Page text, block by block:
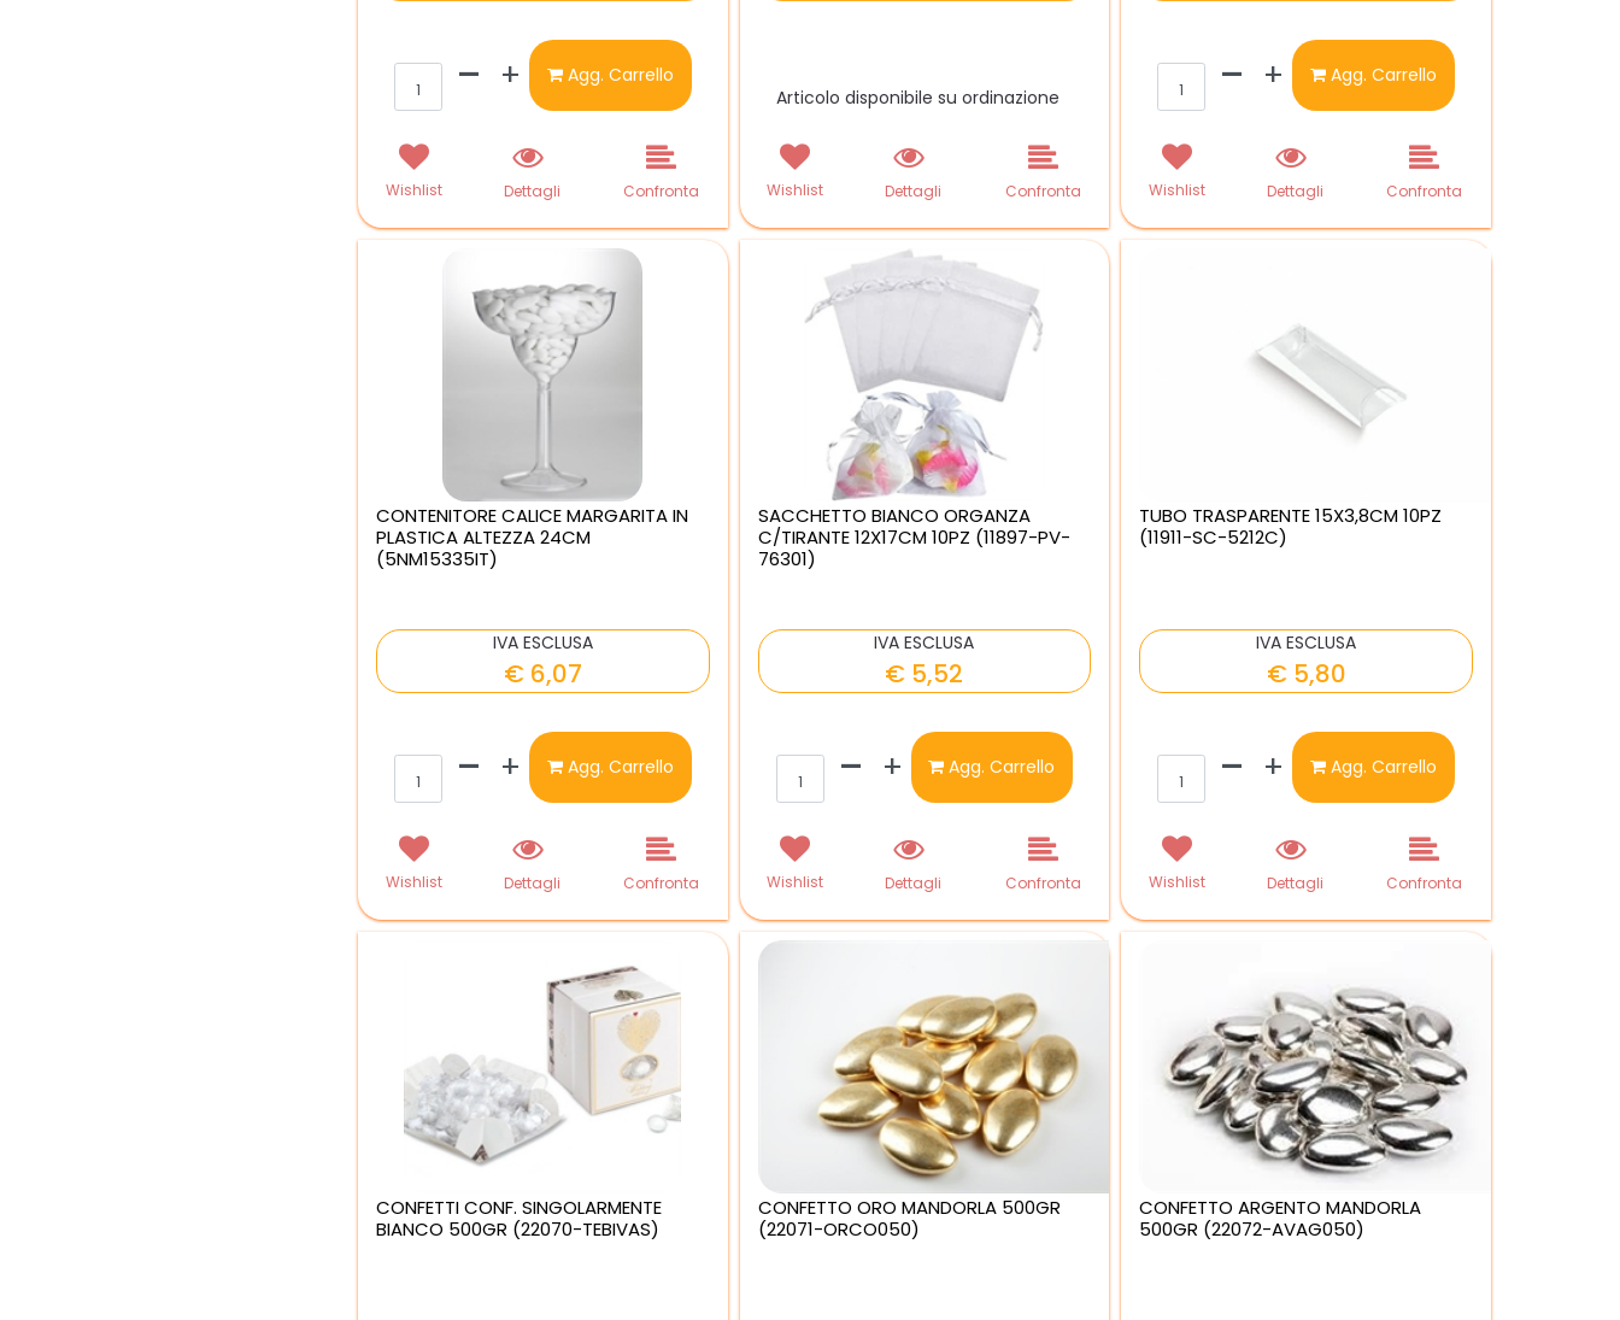
Quantità
Agg. Carrello
Wishlist Dettagli Confronta
Articolo disponibile su ordinazione
Wishlist Dettagli Confronta
Quantità
Agg. Carrello
Wishlist Dettagli Confronta
CONTENITORE CALICE MARGARITA IN
PLASTICA ALTEZZA 24CM
(5NM15335IT)
IVA ESCLUSA
€ 6,07
Quantità
Agg. Carrello
Wishlist Dettagli Confronta
SACCHETTO BIANCO ORGANZA
C/TIRANTE 12X17CM 10PZ (11897-PV-
76301)
IVA ESCLUSA
€ 5,52
Quantità
Agg. Carrello
Wishlist Dettagli Confronta
TUBO TRASPARENTE 15X3,8CM 10PZ
(11911-SC-5212C)
IVA ESCLUSA
€ 5,80
Quantità
Agg. Carrello
Wishlist Dettagli Confronta
CONFETTI CONF. SINGOLARMENTE
BIANCO 500GR (22070-TEBIVAS)
CONFETTO ORO MANDORLA 500GR
(22071-ORCO050)
CONFETTO ARGENTO MANDORLA
500GR (22072-AVAG050)